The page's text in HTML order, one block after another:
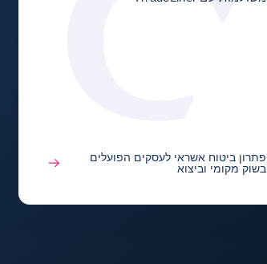
פתרון ביטוח אשראי לעסקים הפועלים
בשוק מקומי וביצוא